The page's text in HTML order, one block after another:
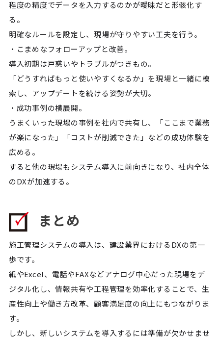
程度の精度でデータを入力するのかが曖昧だと形骸化す
る。
明確なルールを設定し、現場が守りやすい工夫を行う。
・こまめなフォローアップと改善。
導入初期は戸惑いやトラブルがつきもの。
「どうすればもっと使いやすくなるか」を現場と一緒に模
索し、アップデートを続ける姿勢が大切。
・成功事例の横展開。
うまくいった現場の事例を社内で共有し、「ここまで業務
が楽になった」「コストが削減できた」などの成功体験を
広める。
すると他の現場もシステム導入に前向きになり、社内全体
のDXが加速する。
まとめ
施工管理システムの導入は、建設業界におけるDXの第一
歩です。
紙やExcel、電話やFAXなどアナログ中心だった現場をデ
ジタル化し、情報共有や工程管理を効率化することで、生
産性向上や働き方改革、顧客満足度の向上にもつながりま
す。
しかし、新しいシステムを導入するには準備が欠かせませ